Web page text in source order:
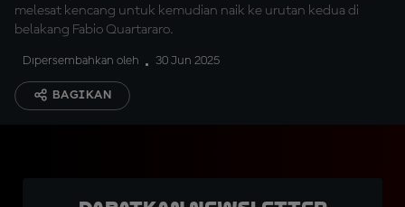
melesat kencang untuk kemudian naik ke urutan kedua di
belakang Fabio Quartararo.
Dipersembahkan oleh 30 Jun 2025
BAGIKAN